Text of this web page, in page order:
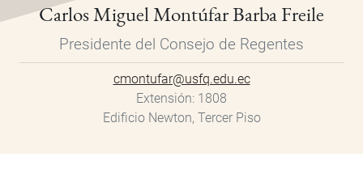
Carlos Miguel Montúfar Barba Freile
Presidente del Consejo de Regentes
cmontufar@usfq.edu.ec
Extensión 1808
Edificio Newton, Tercer Piso